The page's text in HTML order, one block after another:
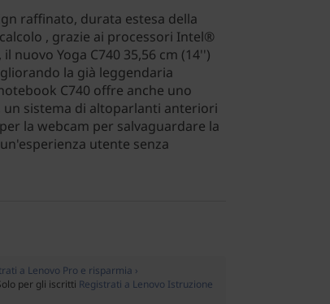
raffinato, durata estesa della
, grazie ai processori Intel®
nuovo Yoga C740 35,56 cm (14'')
la già leggendaria
C740 offre anche uno
un sistema di altoparlanti anteriori
la webcam per salvaguardare la
utente senza
a Lenovo Pro e risparmia ›
per gli iscritti Registrati a Lenovo Istruzione